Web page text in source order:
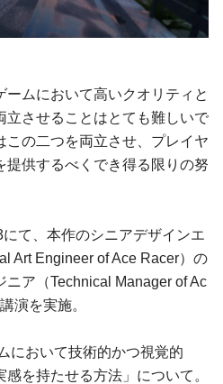
ームにおいて高いクオリティと
立させることはとても難しいで
この二つを両立させ、プレイヤ
提供するべくでき得る限りの努
て、本作のシニアデザインエ
Art Engineer of Ace Racer）の
ア（Technical Manager of Ac
演を実施。
において技術的かつ視覚的
を持たせる方法」について。